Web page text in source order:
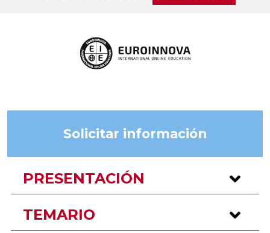
Solicitar información
PRESENTACIÓN
TEMARIO